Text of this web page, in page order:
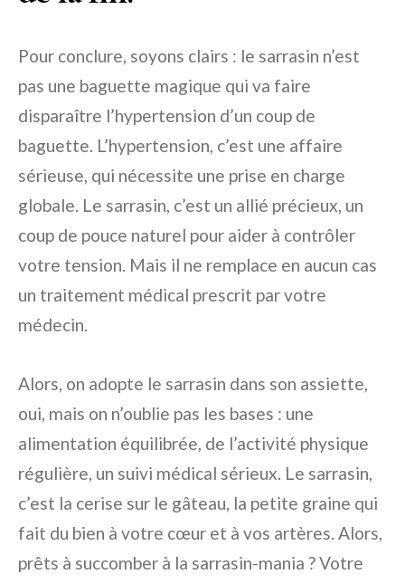
Pour conclure, soyons clairs : le sarrasin n’est
pas une baguette magique qui va faire
disparaître l’hypertension d’un coup de
baguette. L’hypertension, c’est une affaire
sérieuse, qui nécessite une prise en charge
globale. Le sarrasin, c’est un allié précieux, un
coup de pouce naturel pour aider à contrôler
votre tension. Mais il ne remplace en aucun cas
un traitement médical prescrit par votre
médecin.
Alors, on adopte le sarrasin dans son assiette,
oui, mais on n’oublie pas les bases : une
alimentation équilibrée, de l’activité physique
régulière, un suivi médical sérieux. Le sarrasin,
c’est la cerise sur le gâteau, la petite graine qui
fait du bien à votre cœur et à vos artères. Alors,
prêts à succomber à la sarrasin-mania ? Votre